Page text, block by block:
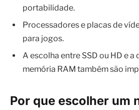
portabilidade.
Processadores e placas de
para jogos.
A escolha entre SSD ou HD e
memória RAM também são
Por que escolher um